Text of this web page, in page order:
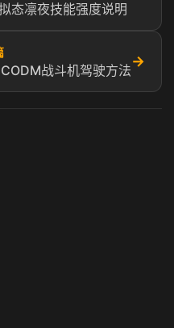
态凛夜技能强度说明
战斗机驾驶方法
→